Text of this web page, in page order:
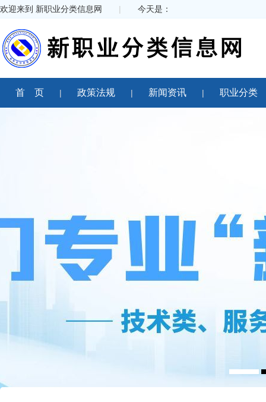
欢迎来到 新职业分类信息网 | 今天是：
首 页 政策法规 新闻资讯 职业分类